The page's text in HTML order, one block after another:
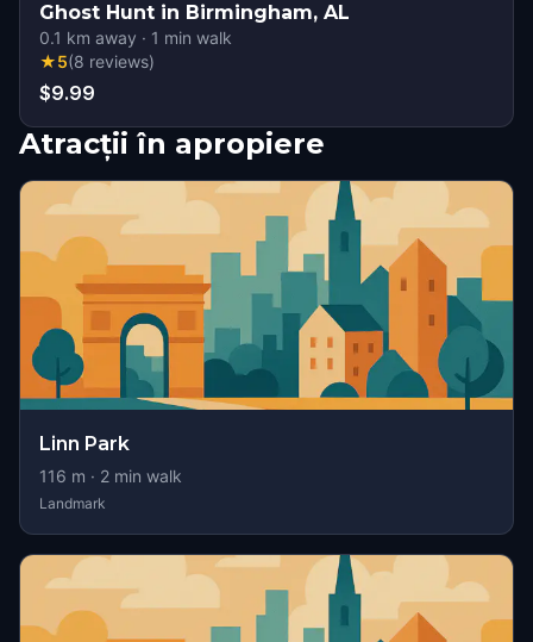
Ghost Hunt in Birmingham, AL
0.1 km away · 1 min walk
★5(8 reviews)
$9.99
Atracții în apropiere
Linn Park
116 m · 2 min walk
Landmark